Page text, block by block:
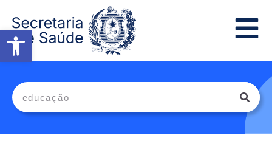
Abrir a barra de ferramentas